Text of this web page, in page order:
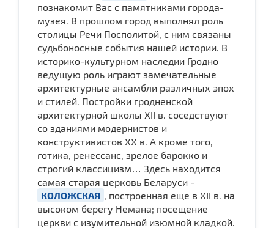
познакомит Вас с памятниками города-
музея. В прошлом город выполнял роль
столицы Речи Посполитой, с ним связаны
судьбоносные события нашей истории. В
историко-культурном наследии Гродно
ведущую роль играют замечательные
архитектурные ансамбли различных эпох
и стилей. Постройки гродненской
архитектурной школы XII в. соседствуют
со зданиями модернистов и
конструктивистов XX в. А кроме того,
готика, ренессанс, зрелое барокко и
строгий классицизм… Здесь находится
самая старая церковь Беларуси -
КОЛОЖСКАЯ
, построенная еще в XII в. на
высоком берегу Немана; посещение
церкви с изумительной изюмной кладкой.